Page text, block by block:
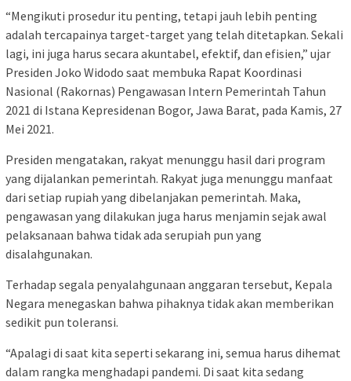
“Mengikuti prosedur itu penting, tetapi jauh lebih penting
adalah tercapainya target-target yang telah ditetapkan. Sekali
lagi, ini juga harus secara akuntabel, efektif, dan efisien,” ujar
Presiden Joko Widodo saat membuka Rapat Koordinasi
Nasional (Rakornas) Pengawasan Intern Pemerintah Tahun
2021 di Istana Kepresidenan Bogor, Jawa Barat, pada Kamis, 27
Mei 2021.
Presiden mengatakan, rakyat menunggu hasil dari program
yang dijalankan pemerintah. Rakyat juga menunggu manfaat
dari setiap rupiah yang dibelanjakan pemerintah. Maka,
pengawasan yang dilakukan juga harus menjamin sejak awal
pelaksanaan bahwa tidak ada serupiah pun yang
disalahgunakan.
Terhadap segala penyalahgunaan anggaran tersebut, Kepala
Negara menegaskan bahwa pihaknya tidak akan memberikan
sedikit pun toleransi.
“Apalagi di saat kita seperti sekarang ini, semua harus dihemat
dalam rangka menghadapi pandemi. Di saat kita sedang